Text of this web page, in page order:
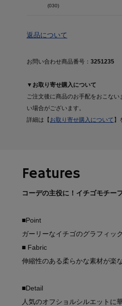
(030)
返品について
お問い合わせ商品番号： 3251235
▼お取り寄せ購入について
ご注文後に商品のお手配をおこな
い場合がございます。
詳細は【 お取り寄せ購入について 】
Features
コーデの主役に！イチゴモチー
■Point
ガーリーなイチゴのグラフィッ
■ Fabric
伸縮性のある柔らかな素材が楽
■Detail
人気のオフショルシルエット